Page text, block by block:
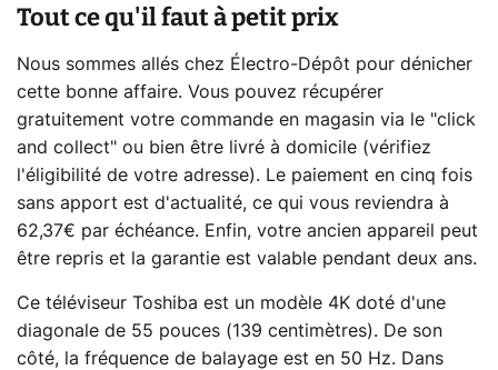
Tout ce qu'il faut à petit prix
Nous sommes allés chez Électro-Dépôt pour dénicher
cette bonne affaire. Vous pouvez récupérer
gratuitement votre commande en magasin via le "click
and collect" ou bien être livré à domicile (vérifiez
l'éligibilité de votre adresse). Le paiement en cinq fois
sans apport est d'actualité, ce qui vous reviendra à
62,37€ par échéance. Enfin, votre ancien appareil peut
être repris et la garantie est valable pendant deux ans.
Ce téléviseur Toshiba est un modèle 4K doté d'une
diagonale de 55 pouces (139 centimètres). De son
côté, la fréquence de balayage est en 50 Hz. Dans